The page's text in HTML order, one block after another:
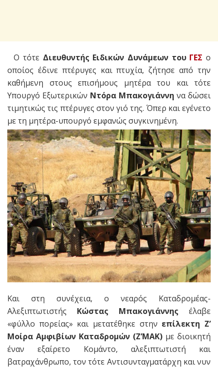
Ο τότε Διευθυντής Ειδικών Δυνάμεων του ΓΕΣ ο
οποίος έδινε πτέρυγες και πτυχία, ζήτησε από την
καθήμενη στους επισήμους μητέρα του και τότε
Υπουργό Εξωτερικών Ντόρα Μπακογιάννη να δώσει
τιμητικώς τις πτέρυγες στον γιό της. Όπερ και εγένετο
με τη μητέρα-υπουργό εμφανώς συγκινημένη.
Και στη συνέχεια, ο νεαρός Καταδρομέας-
Αλεξιπτωτιστής Κώστας Μπακογιάννης έλαβε
«φύλλο πορείας» και μετατέθηκε στην επίλεκτη Ζ’
Μοίρα Αμφιβίων Καταδρομών (Ζ’ΜΑΚ) με διοικητή
έναν εξαίρετο Κομάντο, αλεξιπτωτιστή και
βατραχάνθρωπο, τον τότε Αντισυνταγματάρχη και νυν